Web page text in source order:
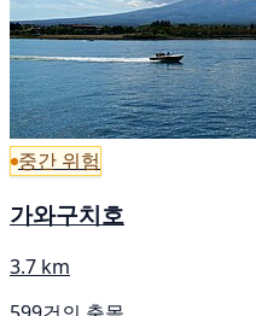
중간 위험
가와구치호
3.7 km